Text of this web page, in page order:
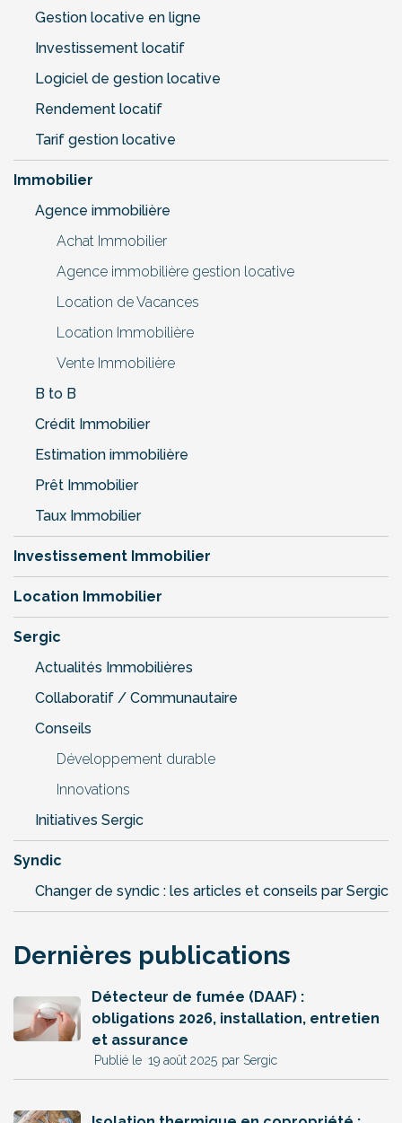
Gestion locative en ligne
Investissement locatif
Logiciel de gestion locative
Rendement locatif
Tarif gestion locative
Immobilier
Agence immobilière
Achat Immobilier
Agence immobilière gestion locative
Location de Vacances
Location Immobilière
Vente Immobilière
B to B
Crédit Immobilier
Estimation immobilière
Prêt Immobilier
Taux Immobilier
Investissement Immobilier
Location Immobilier
Sergic
Actualités Immobilières
Collaboratif / Communautaire
Conseils
Développement durable
Innovations
Initiatives Sergic
Syndic
Changer de syndic : les articles et conseils par Sergic
Dernières publications
Détecteur de fumée (DAAF) :
obligations 2026, installation, entretien
et assurance
par Sergic
19 août 2025